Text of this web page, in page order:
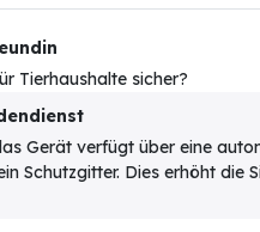
Tierhaushalte sicher?
Gerät verfügt über eine
Schutzgitter. Dies erhöht die